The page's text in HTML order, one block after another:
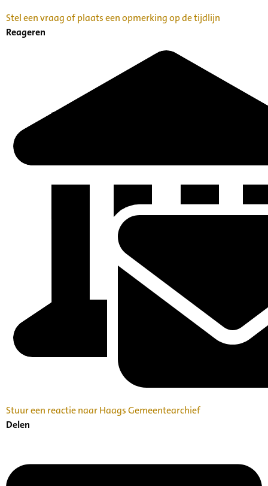
Stel een vraag of plaats een opmerking op de tijdlijn
Reageren
Stuur een reactie naar Haags Gemeentearchief
Delen